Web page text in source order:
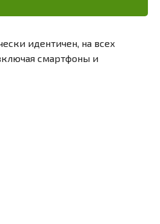
идентичен, на всех
смартфоны и